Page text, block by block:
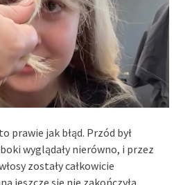
prawie jak błąd. Przód był
wyglądały nierówno, i przez
zostały całkowicie